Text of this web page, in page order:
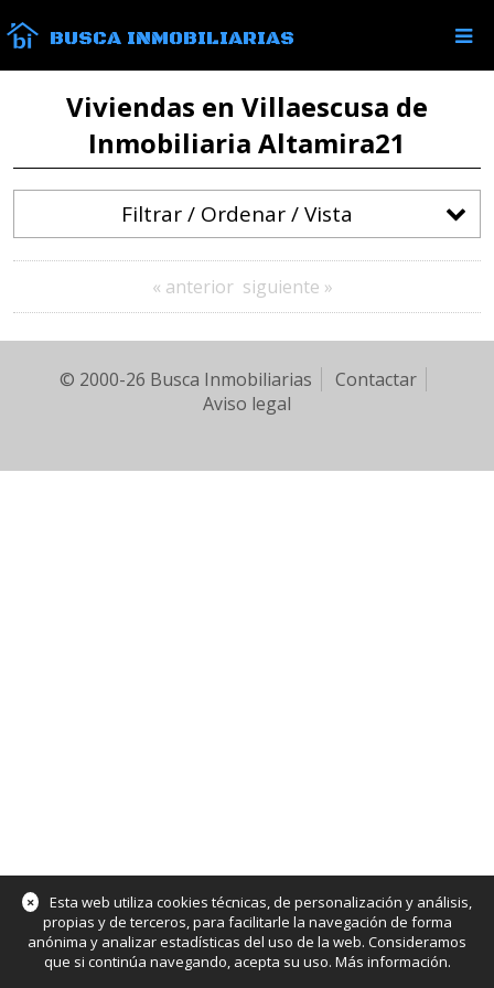
BUSCA INMOBILIARIAS
Viviendas en Villaescusa de
Inmobiliaria Altamira21
Filtrar / Ordenar / Vista
« anterior siguiente »
© 2000-26 Busca Inmobiliarias
Contactar
Aviso legal
×
Esta web utiliza cookies técnicas, de personalización y análisis,
propias y de terceros, para facilitarle la navegación de forma
anónima y analizar estadísticas del uso de la web. Consideramos
que si continúa navegando, acepta su uso. Más información.